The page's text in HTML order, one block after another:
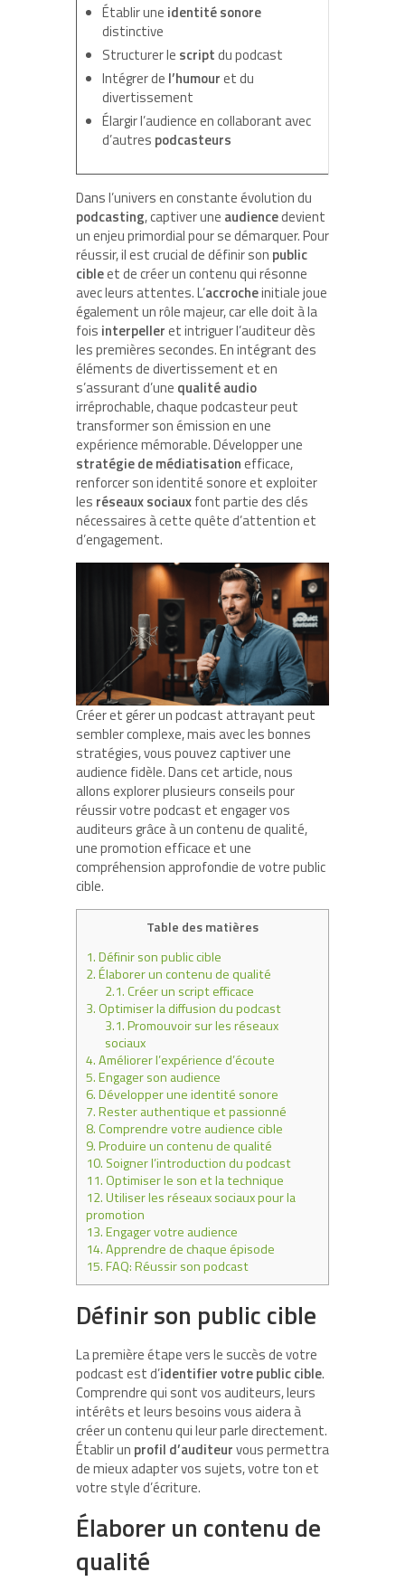
Établir une identité sonore
distinctive
Structurer le scriptdu podcast
Intégrer de l’humouret du
divertissement
Élargir l’audience en collaborant avec
d’autres podcasteurs
Dans l’univers en constante évolution du
podcasting, captiver une audiencedevient
un enjeu primordial pour se démarquer. Pour
réussir, il est crucial de définir son public
cibleet de créer un contenu qui résonne
avec leurs attentes. L’accrocheinitiale joue
également un rôle majeur, car elle doit à la
fois interpelleret intriguer l’auditeur dès
les premières secondes. En intégrant des
éléments de divertissement et en
s’assurant d’une qualité audio
irréprochable, chaque podcasteur peut
transformer son émission en une
expérience mémorable. Développer une
stratégie de médiatisationefficace,
renforcer son identité sonore et exploiter
les réseaux sociauxfont partie des clés
nécessaires à cette quête d’attention et
d’engagement.
Créer et gérer un podcast attrayant peut
sembler complexe, mais avec les bonnes
stratégies, vous pouvez captiver une
audience fidèle. Dans cet article, nous
allons explorer plusieurs conseils pour
réussir votre podcast et engager vos
auditeurs grâce à un contenu de qualité,
une promotion efficace et une
compréhension approfondie de votre public
cible.
Table des matières
1.Définir son public cible
2.Élaborer un contenu de qualité
2.1.Créer un script efficace
3.Optimiser la diffusion du podcast
3.1.Promouvoir sur les réseaux
sociaux
4.Améliorer l’expérience d’écoute
5.Engager son audience
6.Développer une identité sonore
7.Rester authentique et passionné
8.Comprendre votre audience cible
9.Produire un contenu de qualité
10. Soigner l’introduction du podcast
11.Optimiser le son et la technique
12.Utiliser les réseaux sociaux pour la
promotion
13.Engager votre audience
14.Apprendre de chaque épisode
15.FAQ: Réussir son podcast
Définir son public cible
La première étape vers le succès de votre
podcast est d’identifier votre public cible.
Comprendre qui sont vos auditeurs, leurs
intérêts et leurs besoins vous aidera à
créer un contenu qui leur parle directement.
Établir un profil d’auditeurvous permettra
de mieux adapter vos sujets, votre ton et
votre style d’écriture.
Élaborer un contenu de
qualité